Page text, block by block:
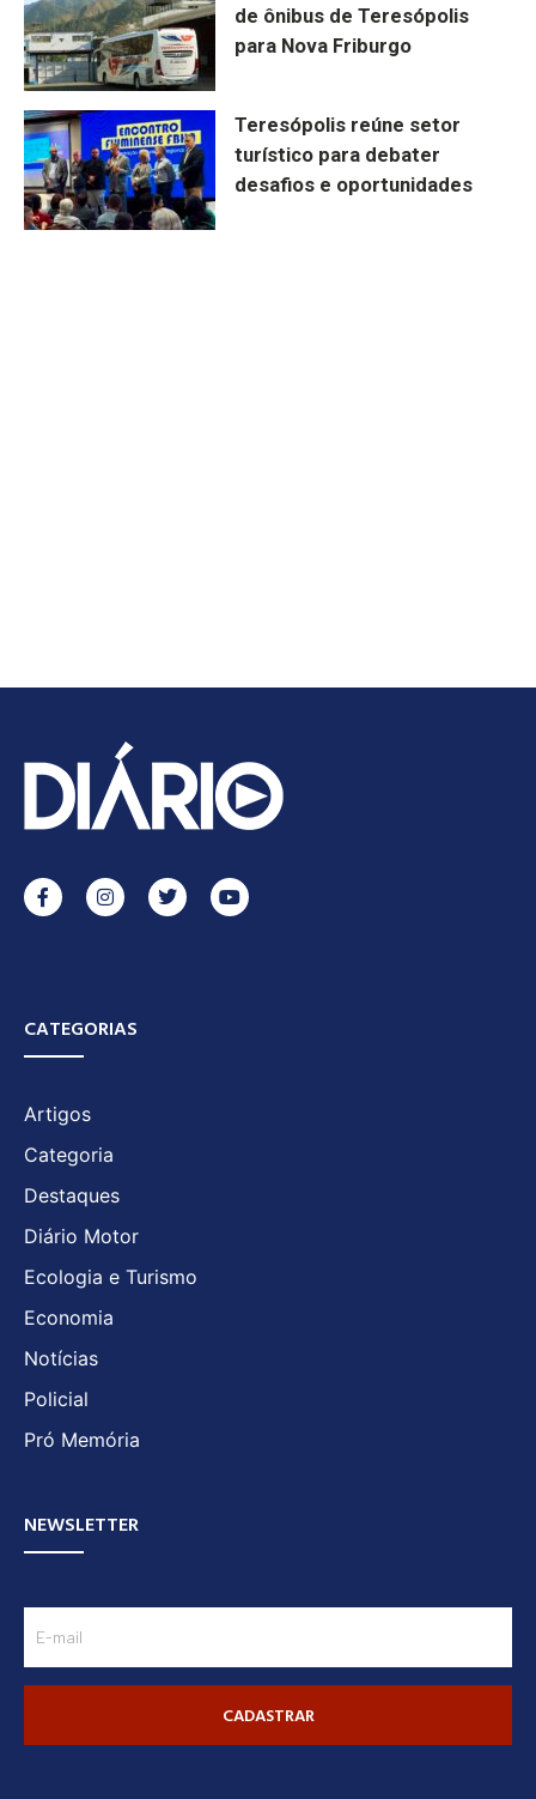
de ônibus de Teresópolis
para Nova Friburgo
Teresópolis reúne setor
turístico para debater
desafios e oportunidades
CATEGORIAS
Artigos
Categoria
Destaques
Diário Motor
Ecologia e Turismo
Economia
Notícias
Policial
Pró Memória
NEWSLETTER
CADASTRAR